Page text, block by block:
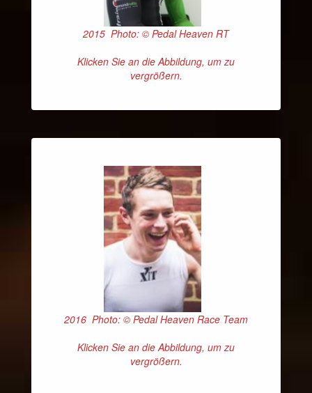
2015 Photo: © Pedal Heaven RT
Klicken Sie an die Abbildung, um zu
vergrößern.
2016 Photo: © Pedal Heaven Race Team
Klicken Sie an die Abbildung, um zu
vergrößern.